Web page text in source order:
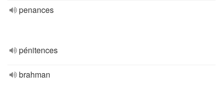
penances
pénitences
brahman